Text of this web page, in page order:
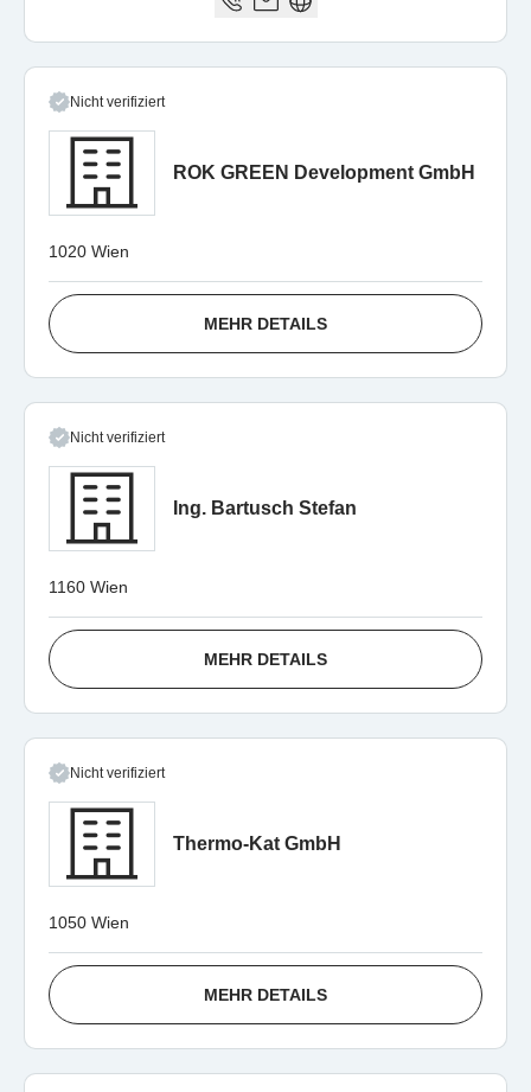
Nicht verifiziert
ROK GREEN Development GmbH
1020 Wien
MEHR DETAILS
Nicht verifiziert
Ing. Bartusch Stefan
1160 Wien
MEHR DETAILS
Nicht verifiziert
Thermo-Kat GmbH
1050 Wien
MEHR DETAILS